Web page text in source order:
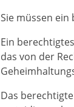
Sie müssen
Ein
das von der
Das